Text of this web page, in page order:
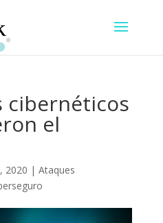
cibernéticos
el
2020 | Ataques